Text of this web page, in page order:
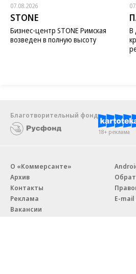
07.08.2026
STONE
Бизнес-центр STONE Римская
возведен в полную высоту
В
Благотворительный фонд
18+ реклама
О «Коммерсанте»
Архив
Контакты
Реклама
Вакансии
E-